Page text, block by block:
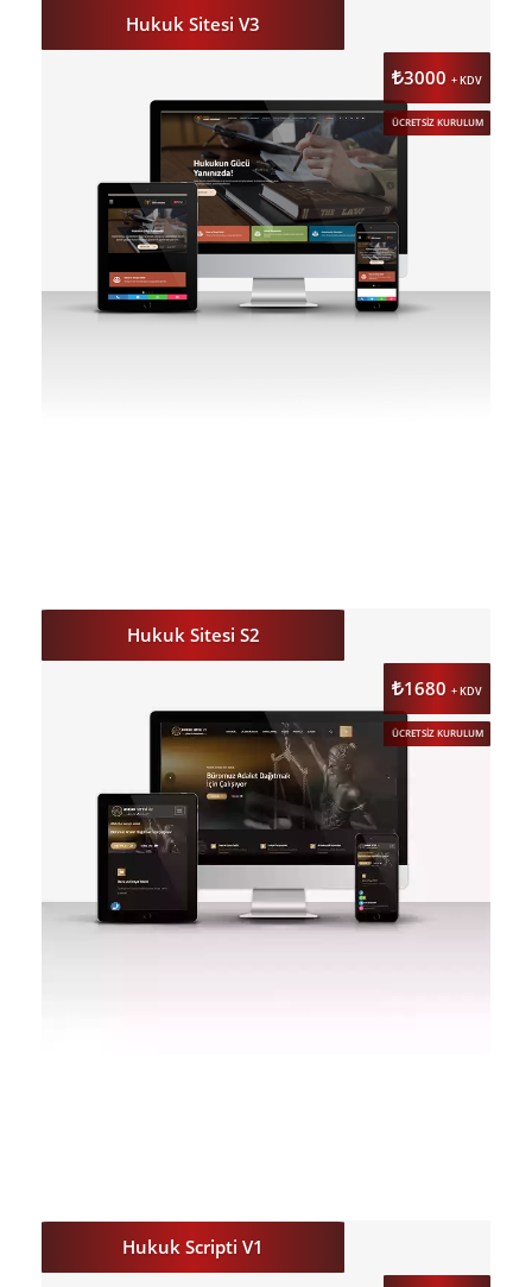
Hukuk Sitesi V3
3000 + KDV
ÜCRETSİZ KURULUM
ÖNİZLE
Hukuk Sitesi S2
1680 + KDV
ÜCRETSİZ KURULUM
ÖNİZLE
Hukuk Scripti V1